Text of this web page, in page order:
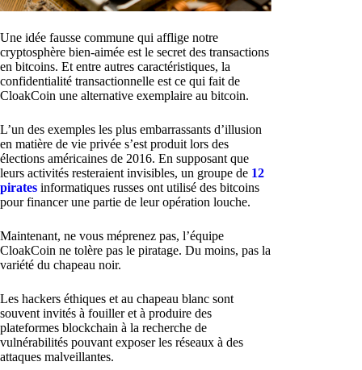
Une idée fausse commune qui afflige notre
cryptosphère bien-aimée est le secret des transactions
en bitcoins. Et entre autres caractéristiques, la
confidentialité transactionnelle est ce qui fait de
CloakCoin une alternative exemplaire au bitcoin.
L’un des exemples les plus embarrassants d’illusion
en matière de vie privée s’est produit lors des
élections américaines de 2016. En supposant que
leurs activités resteraient invisibles, un groupe de 12
pirates informatiques russes ont utilisé des bitcoins
pour financer une partie de leur opération louche.
Maintenant, ne vous méprenez pas, l’équipe
CloakCoin ne tolère pas le piratage. Du moins, pas la
variété du chapeau noir.
Les hackers éthiques et au chapeau blanc sont
souvent invités à fouiller et à produire des
plateformes blockchain à la recherche de
vulnérabilités pouvant exposer les réseaux à des
attaques malveillantes.